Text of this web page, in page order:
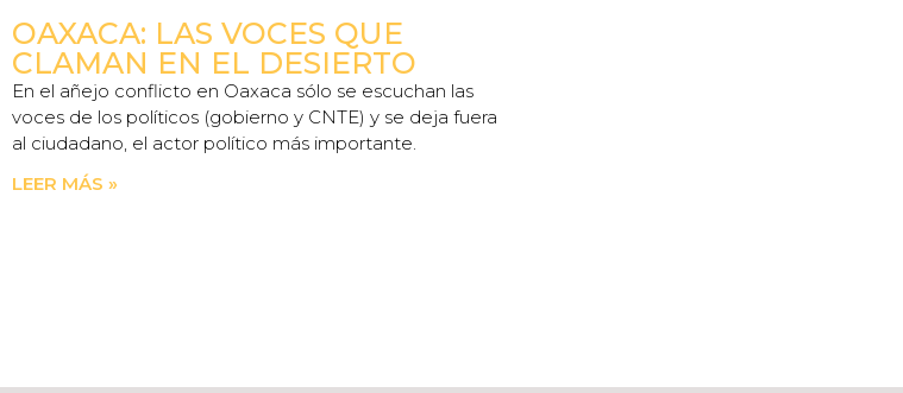
OAXACA: LAS VOCES QUE
CLAMAN EN EL DESIERTO
En el añejo conflicto en Oaxaca sólo se escuchan las
voces de los políticos (gobierno y CNTE) y se deja fuera
al ciudadano, el actor político más importante.
LEER MÁS »